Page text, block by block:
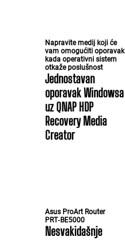
Napravite medij koji će
vam omogućiti oporavak
kada operativni sistem
otkaže poslušnost
Jednostavan
oporavak Windowsa
uz QNAP HDP
Recovery Media
Creator
Asus ProArt Router
PRT‑BE5000
Nesvakidašnje